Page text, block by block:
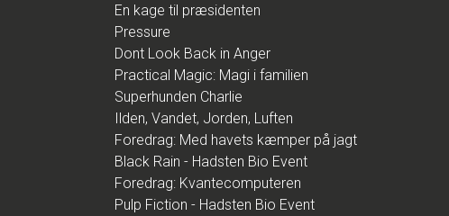
En kage til præsidenten
Pressure
Dont Look Back in Anger
Practical Magic: Magi i familien
Superhunden Charlie
Ilden, Vandet, Jorden, Luften
Foredrag: Med havets kæmper på jagt
Black Rain - Hadsten Bio Event
Foredrag: Kvantecomputeren
Pulp Fiction - Hadsten Bio Event